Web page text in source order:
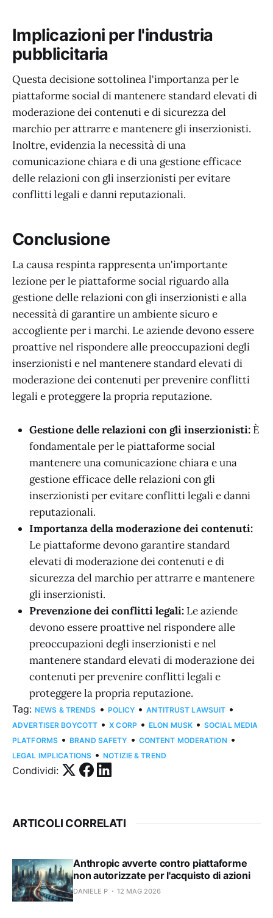
Implicazioni per l'industria
pubblicitaria
Questa decisione sottolinea l'importanza per le
piattaforme social di mantenere standard elevati di
moderazione dei contenuti e di sicurezza del
marchio per attrarre e mantenere gli inserzionisti.
Inoltre, evidenzia la necessità di una
comunicazione chiara e di una gestione efficace
delle relazioni con gli inserzionisti per evitare
conflitti legali e danni reputazionali.
Conclusione
La causa respinta rappresenta un'importante
lezione per le piattaforme social riguardo alla
gestione delle relazioni con gli inserzionisti e alla
necessità di garantire un ambiente sicuro e
accogliente per i marchi. Le aziende devono essere
proattive nel rispondere alle preoccupazioni degli
inserzionisti e nel mantenere standard elevati di
moderazione dei contenuti per prevenire conflitti
legali e proteggere la propria reputazione.
Gestione delle relazioni con gli inserzionisti: È
fondamentale per le piattaforme social
mantenere una comunicazione chiara e una
gestione efficace delle relazioni con gli
inserzionisti per evitare conflitti legali e danni
reputazionali.
Importanza della moderazione dei contenuti:
Le piattaforme devono garantire standard
elevati di moderazione dei contenuti e di
sicurezza del marchio per attrarre e mantenere
gli inserzionisti.
Prevenzione dei conflitti legali: Le aziende
devono essere proattive nel rispondere alle
preoccupazioni degli inserzionisti e nel
mantenere standard elevati di moderazione dei
contenuti per prevenire conflitti legali e
proteggere la propria reputazione.
Tag: NEWS & TRENDS • POLICY • ANTITRUST LAWSUIT •
ADVERTISER BOYCOTT • X CORP • ELON MUSK • SOCIAL MEDIA
PLATFORMS • BRAND SAFETY • CONTENT MODERATION •
LEGAL IMPLICATIONS • NOTIZIE & TREND
Condividi:
ARTICOLI CORRELATI
Anthropic avverte contro piattaforme
non autorizzate per l'acquisto di azioni
DANIELE P 12 MAG 2026